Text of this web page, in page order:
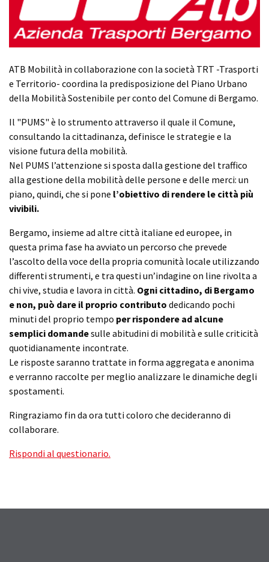
ATB Mobilità in collaborazione con la società TRT -Trasporti
e Territorio- coordina la predisposizione del Piano Urbano
della Mobilità Sostenibile per conto del Comune di Bergamo.
Il "PUMS" è lo strumento attraverso il quale il Comune,
consultando la cittadinanza, definisce le strategie e la
visione futura della mobilità.
Nel PUMS l’attenzione si sposta dalla gestione del traffico
alla gestione della mobilità delle persone e delle merci: un
piano, quindi, che si pone l’obiettivo di rendere le città più
vivibili.
Bergamo, insieme ad altre città italiane ed europee, in
questa prima fase ha avviato un percorso che prevede
l’ascolto della voce della propria comunità locale utilizzando
differenti strumenti, e tra questi un’indagine on line rivolta a
chi vive, studia e lavora in città. Ogni cittadino, di Bergamo
e non, può dare il proprio contributo dedicando pochi
minuti del proprio tempo per rispondere ad alcune
semplici domandesulle abitudini di mobilità e sulle criticità
quotidianamente incontrate.
Le risposte saranno trattate in forma aggregata e anonima
e verranno raccolte per meglio analizzare le dinamiche degli
spostamenti.
Ringraziamo fin da ora tutti coloro che decideranno di
collaborare.
Rispondi al questionario.